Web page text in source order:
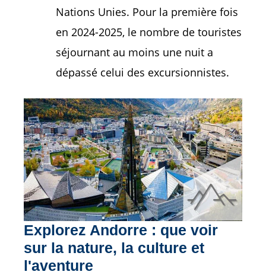
Nations Unies. Pour la première fois
en 2024-2025, le nombre de touristes
séjournant au moins une nuit a
dépassé celui des excursionnistes.
Explorez Andorre : que voir
sur la nature, la culture et
l'aventure